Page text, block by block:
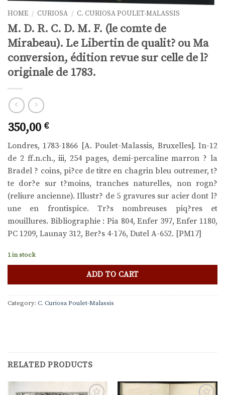
HOME / CURIOSA / C. CURIOSA POULET-MALASSIS
M. D. R. C. D. M. F. (le comte de
Mirabeau). Le Libertin de qualit? ou Ma
conversion, édition revue sur celle de l?
originale de 1783.
350,00 €
Londres, 1783-1866 [A. Poulet-Malassis, Bruxelles]. In-12
de 2 ff.n.ch., iii, 254 pages, demi-percaline marron ? la
Bradel ? coins, pi?ce de titre en chagrin bleu outremer, t?
te dor?e sur t?moins, tranches naturelles, non rogn?
(reliure ancienne). Illustr? de 5 gravures sur acier dont l?
une en frontispice. Tr?s nombreuses piq?res et
mouillures. Bibliographie : Pia 804, Enfer 397, Enfer 1180,
PC 1209, Launay 312, Ber?s 4-176, Dutel A-652. [PM17]
1 in stock
ADD TO CART
Category: C. Curiosa Poulet-Malassis
RELATED PRODUCTS